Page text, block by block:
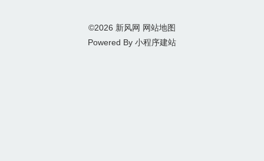
©2026 新风网 网站地图
Powered By 小程序建站